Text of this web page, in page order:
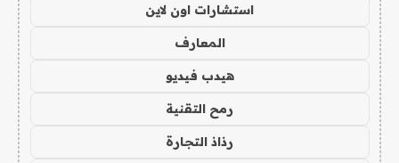
استشارات اون لاين
المعارف
هيدب فيديو
رمح التقنية
رذاذ التجارة